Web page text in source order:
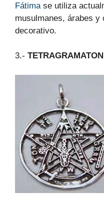
Fátima se utiliza
musulmanes, árabes y
decorativo.
3.- TETRAGRAMATON